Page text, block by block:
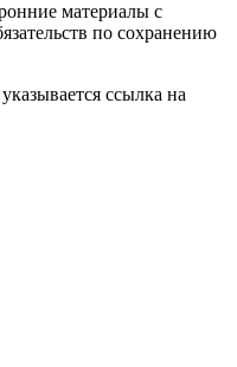
материалы с
по сохранению
ссылка на